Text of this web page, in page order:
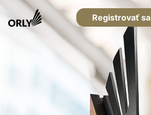
Registrovať sa